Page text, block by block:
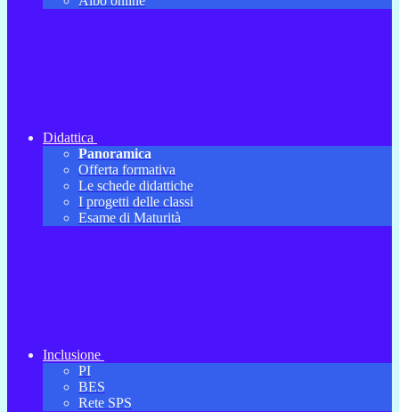
Didattica
Panoramica
Offerta formativa
Le schede didattiche
I progetti delle classi
Esame di Maturità
Inclusione
PI
BES
Rete SPS